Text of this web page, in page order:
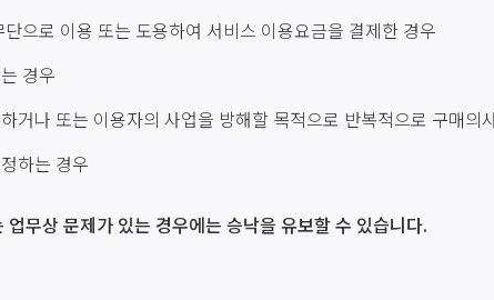
으로 이용 또는 도용하여 서비스 이용요금을 결제한 경우
경우
나 또는 이용자의 사업을 방해할 목적으로 반복적으로 구매의
하는 경우
무상 문제가 있는 경우에는 승낙을 유보할 수 있습니다.